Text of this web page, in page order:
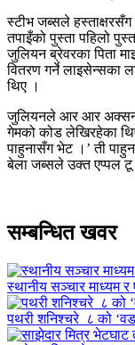
स्टीभ जब्सले
तपाइँको पुस्ता पहिलो
जुलियन ब्रेवरका पिता
वितरण गर्ने लाइसेन्सका
थिए ।
जुलियनले आर आर
गेमको कोड लेखिरहेका
पाहुनासँग भेट ।’ ती
बेला जब्सले उक्त एप्पल टू
सम्बन्धित खवर
स्थानीय सञ्चार माध्यम
पथरी शनिश्चरे ८ को